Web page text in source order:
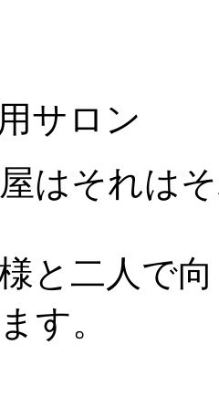
サロン
はそれは
と二人で
す。